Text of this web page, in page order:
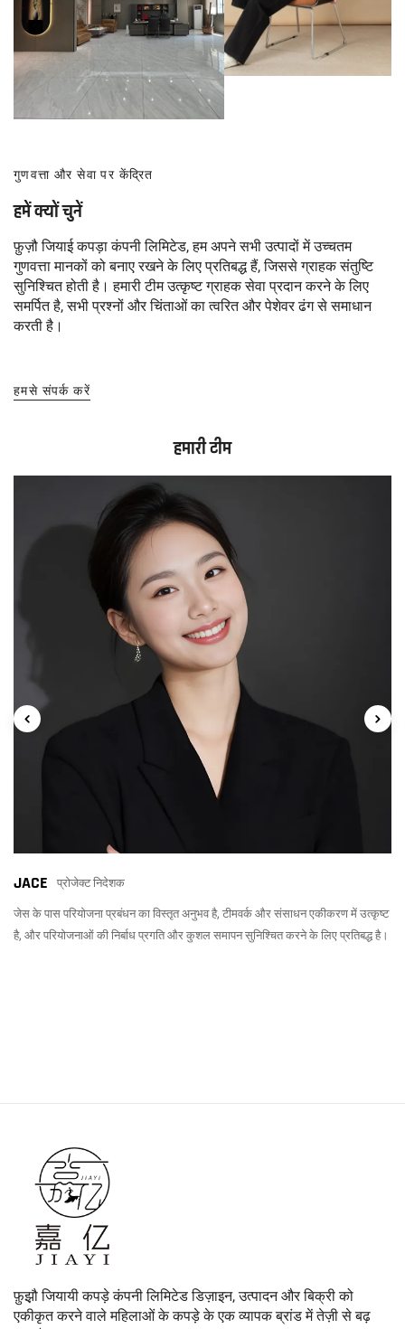
गुणवत्ता और सेवा पर केंद्रित
हमें क्यों चुनें
फ़ुज़ौ जियाई कपड़ा कंपनी लिमिटेड, हम अपने सभी उत्पादों में उच्चतम
गुणवत्ता मानकों को बनाए रखने के लिए प्रतिबद्ध हैं, जिससे ग्राहक संतुष्टि
सुनिश्चित होती है। हमारी टीम उत्कृष्ट ग्राहक सेवा प्रदान करने के लिए
समर्पित है, सभी प्रश्नों और चिंताओं का त्वरित और पेशेवर ढंग से समाधान
करती है।
हमसे संपर्क करें
हमारी टीम
JACE प्रोजेक्ट निदेशक
जेस के पास परियोजना प्रबंधन का विस्तृत अनुभव है, टीमवर्क और संसाधन एकीकरण में उत्कृष्ट
है, और परियोजनाओं की निर्बाध प्रगति और कुशल समापन सुनिश्चित करने के लिए प्रतिबद्ध है।
फ़ुझ़ौ जियायी कपड़े कंपनी लिमिटेड डिज़ाइन, उत्पादन और बिक्री को
एकीकृत करने वाले महिलाओं के कपड़े के एक व्यापक ब्रांड में तेज़ी से बढ़